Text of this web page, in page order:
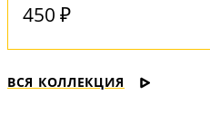
450 ₽
ВСЯ КОЛЛЕКЦИЯ